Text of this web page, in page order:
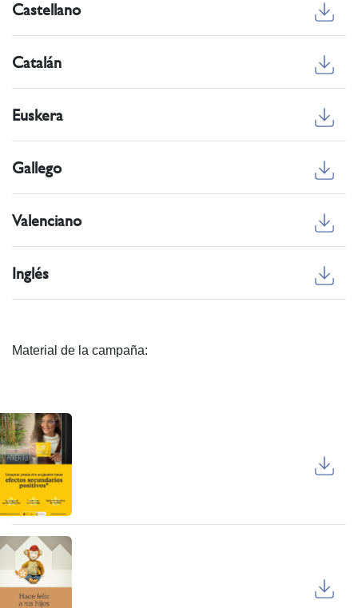
Castellano
Catalán
Euskera
Gallego
Valenciano
Inglés
Material de la campaña: